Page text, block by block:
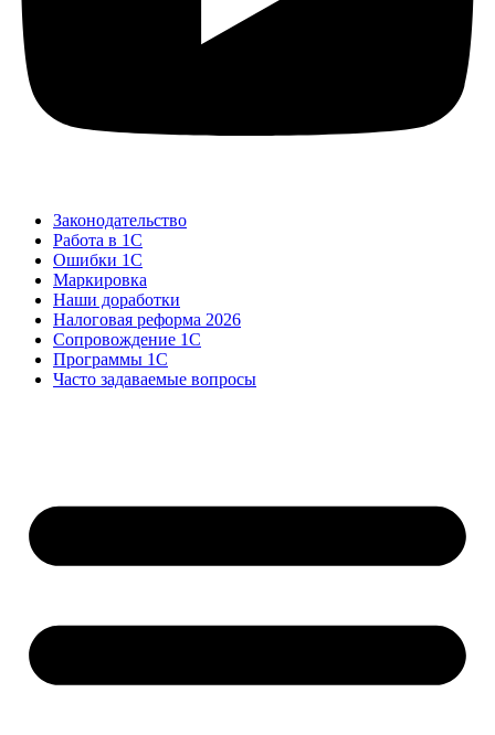
Законодательство
Работа в 1С
Ошибки 1С
Маркировка
Наши доработки
Налоговая реформа 2026
Сопровождение 1С
Программы 1С
Часто задаваемые вопросы